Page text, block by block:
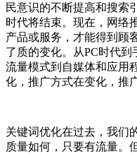
民意识的不断提高和搜索
时代将结束。现在，网络
产品或服务，才能得到顾
了质的变化。从PC时代
流量模式到自媒体和应用
化，推广方式在变化，推
关键词优化在过去，我们
质量如何，只要有流量。